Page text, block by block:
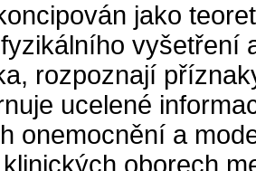
jako
vyšetření
rozpoznají
ucelené
onemocnění a
oborech